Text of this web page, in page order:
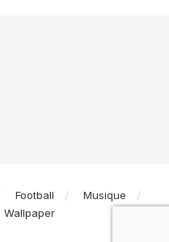
Football
Musique
Wallpaper